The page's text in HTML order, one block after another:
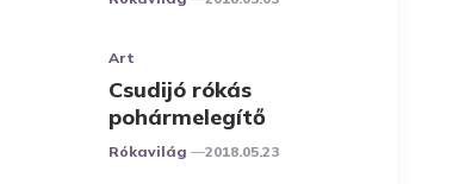
Art
Csudijó rókás
pohármelegítő
Posted
Rókavilág 2018.05.23